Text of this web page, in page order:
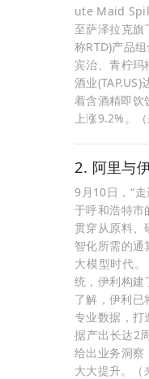
ute Maid
至萨泽拉克
称RTD)产品
宾治、青柠玛
酒业
着含酒精即饮
上涨9.2%。
2. 阿里与
9月10日，“
于呼和浩特市
贯穿从原料、
智化所需的
大模型时代
统，伊利构建
了解，伊利已
专业数据，打
据产出长达2
给出业务洞察
大大提升。（